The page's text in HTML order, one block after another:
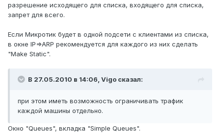
разрешение исходящего для списка, входящего для списка,
запрет для всего.
Если Микротик будет в одной подсети с клиентами из списка,
в окне IP=>ARP рекомендуется для каждого из них сделать
"Make Static".
В 27.05.2010 в 14:06, Vigo сказал:
при этом иметь возможность ограничивать трафик
каждой машины отдельно.
Окно "Queues", вкладка "Simple Queues".